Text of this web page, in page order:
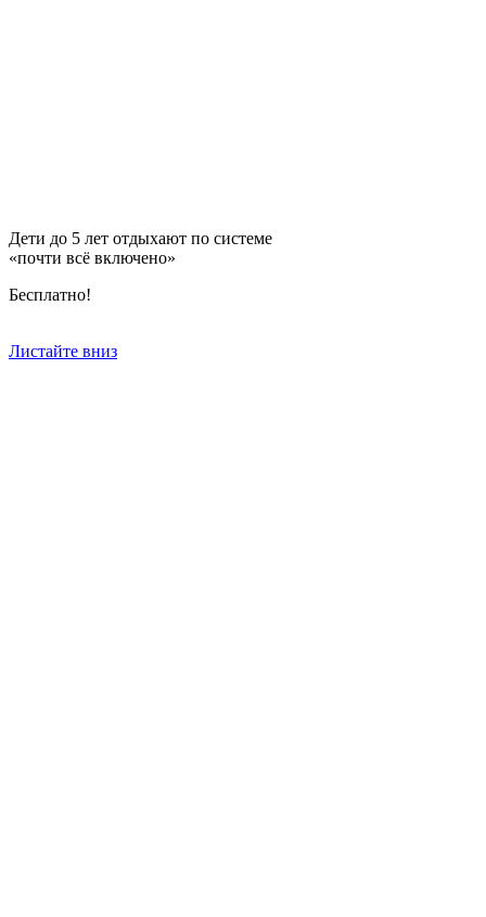
Дети до 5 лет отдыхают по системе
«почти всё включено»
Бесплатно!
Листайте вниз